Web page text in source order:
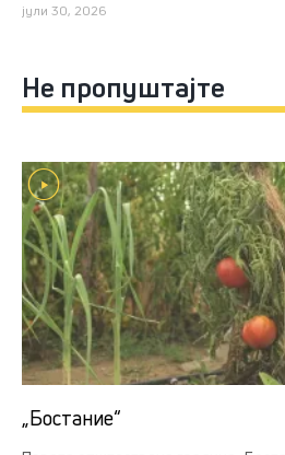
јули 30, 2026
Не пропуштајте
„Бостание“